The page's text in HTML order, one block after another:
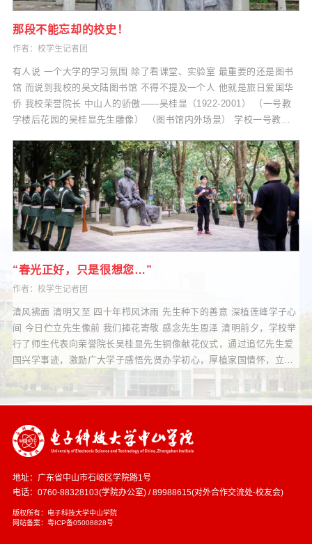
那段不能忘却的校史！
作者：校学生记者团
有人说 一个大学的学习氛围 除了看课堂、实验室 最重要的还是图书
馆 而说到我校的吴文陆图书馆 不得不提及一个人 他就是旅日爱国华
侨 我校荣誉院长 中山人的骄傲——吴桂显（1922-2001） （一号教
学楼后花园的吴桂显先生雕像） （图书馆内外场景） 学校一号教学
由他捐资兴建，以他父亲名字命名的
“春光正好，只是很想您…”
作者：校学生记者团
清风拂面 清明又至 四十年栉风沐雨 先生种下的善意 深植莲峰学子心
间 今日伫立先生像前 我们捧花寄敬 感念先生恩泽 清明前夕，学校举
行了师生代表向荣誉院长吴桂显先生铜像献花仪式，通过追忆先生爱
国兴学事迹，激励广大学子感悟先贤办学初心，厚植家国情怀，立志
奋进拼搏，以实际行动传承发扬先生精神。 吴桂显先生像前，国旗护
卫队整齐列队。在深情
地址：广东省中山市石岐区学院路1号
电话：0760-88328103(学院办公室) / 89988615(对外合作交流处-校友会)
版权所有：电子科技大学中山学院
网站备案：粤ICP备05008828号